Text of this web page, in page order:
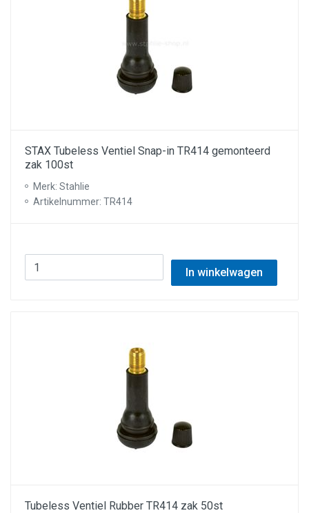
STAX Tubeless Ventiel Snap-in TR414 gemonteerd
zak 100st
Merk: Stahlie
Artikelnummer: TR414
In winkelwagen
Tubeless Ventiel Rubber TR414 zak 50st